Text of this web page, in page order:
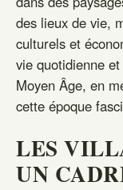
des lieux de vie,
culturels et
vie quotidienne
Moyen Âge, en
cette époque
LES
UN